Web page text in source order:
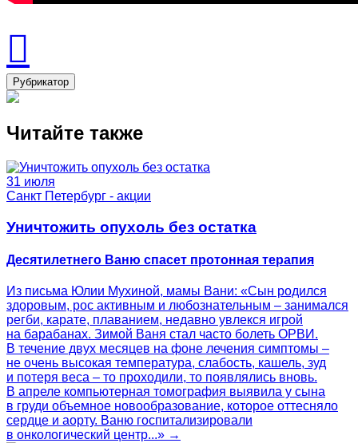
Рубрикатор
Читайте также
31 июля
Санкт Петербург - акции
Уничтожить опухоль без остатка
Десятилетнего Ваню спасет протонная терапия
Из письма Юлии Мухиной, мамы Вани: «Сын родился
здоровым, рос активным и любознательным – занимался
регби, карате, плаванием, недавно увлекся игрой
на барабанах. Зимой Ваня стал часто болеть ОРВИ.
В течение двух месяцев на фоне лечения симптомы –
не очень высокая температура, слабость, кашель, зуд
и потеря веса – то проходили, то появлялись вновь.
В апреле компьютерная томография выявила у сына
в груди объемное новообразование, которое оттесняло
сердце и аорту. Ваню госпитализировали
в онкологический центр...» →